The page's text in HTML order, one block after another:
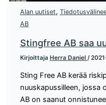
Alan uutiset,
AB
Stingfree AB saa
Kirjoittaja Herra Daniel /
Sting Free AB kerää
nuuskapussilleen, jossa
AB on saanut